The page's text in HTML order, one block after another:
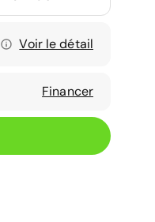
Voir le détail
Financer